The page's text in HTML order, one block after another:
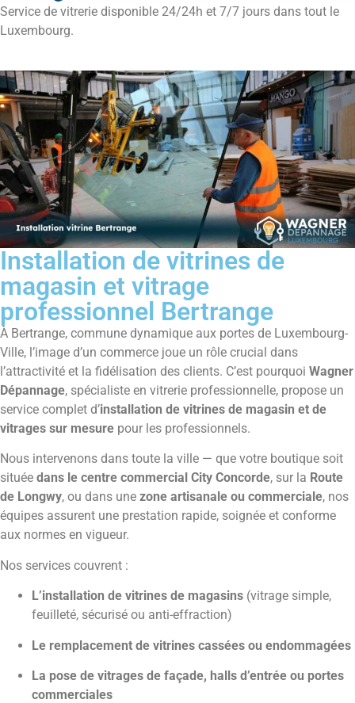
Service de vitrerie disponible 24/24h et 7/7 jours dans tout le
Luxembourg.
Installation de vitrines de
magasin et vitrage
professionnel Bertrange
À Bertrange, commune dynamique aux portes de Luxembourg-
Ville, l’image d’un commerce joue un rôle crucial dans
l’attractivité et la fidélisation des clients. C’est pourquoi Wagner
Dépannage, spécialiste en vitrerie professionnelle, propose un
service complet d’installation de vitrines de magasin et de
vitrages sur mesure pour les professionnels.
Nous intervenons dans toute la ville — que votre boutique soit
située dans le centre commercial City Concorde, sur la Route
de Longwy, ou dans une zone artisanale ou commerciale, nos
équipes assurent une prestation rapide, soignée et conforme
aux normes en vigueur.
Nos services couvrent :
L’installation de vitrines de magasins (vitrage simple,
feuilleté, sécurisé ou anti-effraction)
Le remplacement de vitrines cassées ou endommagées
La pose de vitrages de façade, halls d’entrée ou portes
commerciales